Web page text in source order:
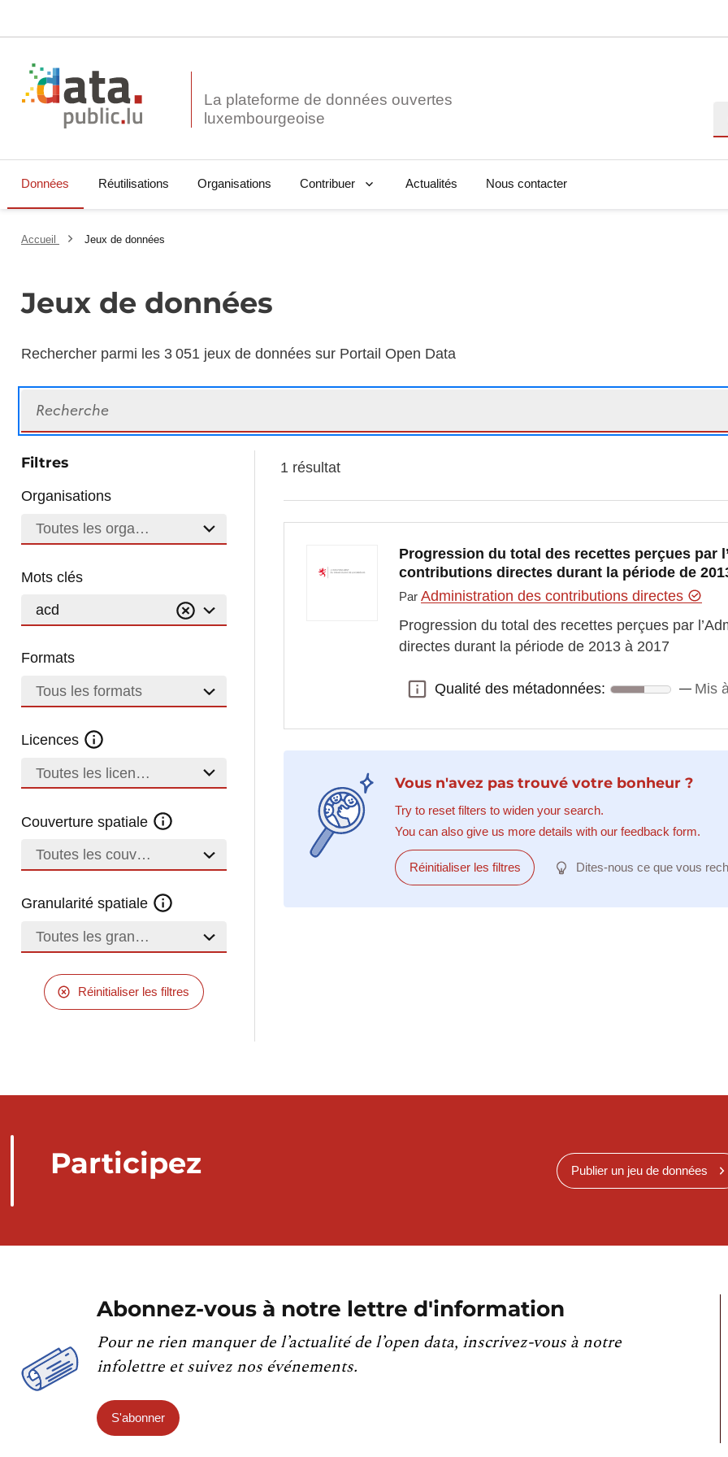
La plateforme de données ouvertes
Données Réutilisations Organisations Contribuer Actualités Nous contacter
Accueil Jeux de données
Jeux de données
Rechercher parmi les 3 051 jeux de données sur Portail Open Data
Filtres
Organisations
Toutes les organisations
Mots clés
acd
Formats
Tous les formats
Licences
Toutes les licences
Couverture spatiale
Toutes les couvertures
Granularité spatiale
Toutes les granularités
Réinitialiser les filtres
1 résultat
Progression du total des recettes perçues par
contributions directes durant la période de
ParAdministration des contributions directes
Progression du total des recettes perçues par
directes durant la période de 2013 à 2017
Qualité des métadonnées:
Qualité des métadonnées: Mis
Vous n'avez pas trouvé votre bonheur ?
Try to reset filters to widen your search.
You can also give us more details with our feedback form.
Réinitialiser les filtres Dites-nous ce que vous
Participez Publier un jeu de données
Abonnez-vous à notre lettre d'information
Pour ne rien manquer de l’actualité de l’open data, inscrivez-vous à notre
infolettre et suivez nos événements.
S'abonner